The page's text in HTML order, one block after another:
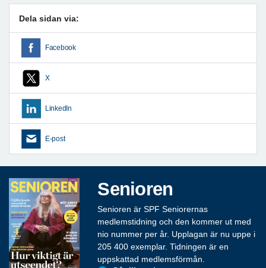
Dela sidan via:
Facebook
X
LinkedIn
E-post
Senioren
Senioren är SPF Seniorernas
medlemstidning och den kommer ut med
nio nummer per år. Upplagan är nu uppe i
205 400 exemplar. Tidningen är en
uppskattad medlemsförmån.